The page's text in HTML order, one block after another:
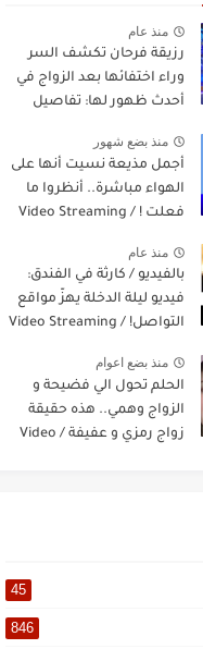
منذ عام
رزيقة فرحان تكشف السر
وراء اختفائها بعد الزواج في
أحدث ظهور لها: تفاصيل
منذ بضع شهور
أجمل مذيعة نسيت أنها على
الهواء مباشرة.. أنظروا ما
فعلت ! / Video Streaming
منذ عام
بالفيديو / كارثة في الفندق:
فيديو ليلة الدخلة يهزّ مواقع
التواصل! / Video Streaming
منذ بضع اعوام
الحلم تحول الي فضيحة و
الزواج وهمي.. هذه حقيقة
زواج رمزي و عفيفة / Video
45
846